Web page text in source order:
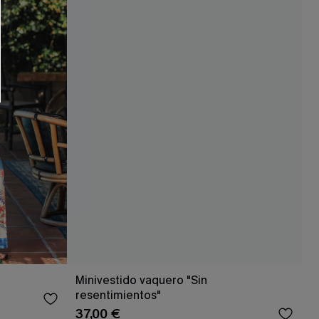
Minivestido vaquero "Sin
resentimientos"
37,00 €
formulario, usted acepta nuestros
, y además acepta recibir correos
de Cupshe en cualquier momento del
compra. Podemos utilizar la
y ofertas adaptados a su perfil.